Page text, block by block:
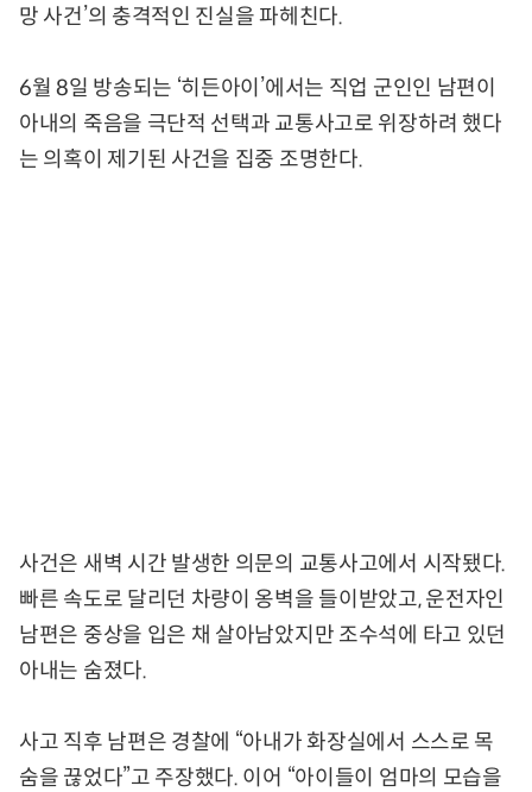
망 사건’의 충격적인 진실을 파헤친다.
6월 8일 방송되는 ‘히든아이’에서는 직업 군인인 남편이
아내의 죽음을 극단적 선택과 교통사고로 위장하려 했다
는 의혹이 제기된 사건을 집중 조명한다.
사건은 새벽 시간 발생한 의문의 교통사고에서 시작됐다.
빠른 속도로 달리던 차량이 옹벽을 들이받았고, 운전자인
남편은 중상을 입은 채 살아남았지만 조수석에 타고 있던
아내는 숨졌다.
사고 직후 남편은 경찰에 “아내가 화장실에서 스스로 목
숨을 끊었다”고 주장했다. 이어 “아이들이 엄마의 모습을